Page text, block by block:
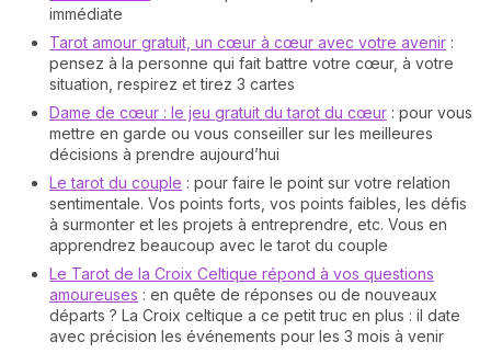
immédiate
Tarot amour gratuit, un cœur à cœur avec votre avenir :
pensez à la personne qui fait battre votre cœur, à votre
situation, respirez et tirez 3 cartes
Dame de cœur : le jeu gratuit du tarot du cœur : pour vous
mettre en garde ou vous conseiller sur les meilleures
décisions à prendre aujourd’hui
Le tarot du couple : pour faire le point sur votre relation
sentimentale. Vos points forts, vos points faibles, les défis
à surmonter et les projets à entreprendre, etc. Vous en
apprendrez beaucoup avec le tarot du couple
Le Tarot de la Croix Celtique répond à vos questions
amoureuses : en quête de réponses ou de nouveaux
départs ? La Croix celtique a ce petit truc en plus : il date
avec précision les événements pour les 3 mois à venir